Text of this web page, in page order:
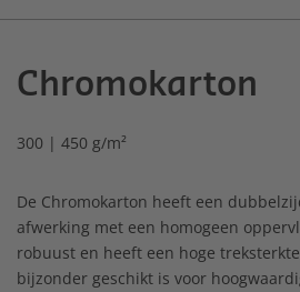
Chromokarton
300 | 450 g/m²
De Chromokarton heeft een
afwerking met een homogeen
robuust en heeft een hoge
bijzonder geschikt is voor